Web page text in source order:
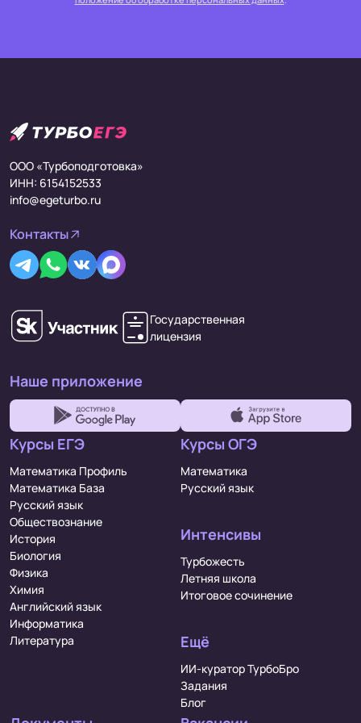
ООО «Турбоподготовка»
ИНН: 6154152533
info@egeturbo.ru
Контакты
Государственная
лицензия
Наше приложение
Курсы ЕГЭ
Математика Профиль
Математика База
Русский язык
Обществознание
История
Биология
Физика
Химия
Английский язык
Информатика
Литература
Курсы ОГЭ
Математика
Русский язык
Интенсивы
Турбожесть
Летняя школа
Итоговое сочинение
Ещё
ИИ-куратор ТурбоБро
Задания
Блог